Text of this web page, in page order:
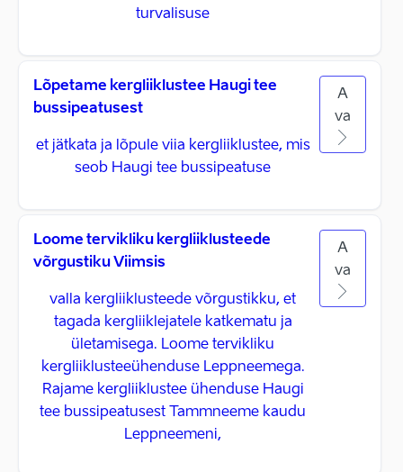
turvalisuse
Lõpetame kergliiklustee Haugi tee
bussipeatusest
et jätkata ja lõpule viia kergliiklustee, mis
seob Haugi tee bussipeatuse
A
va
Loome tervikliku kergliiklusteede
võrgustiku Viimsis
valla kergliiklusteede võrgustikku, et
tagada kergliiklejatele katkematu ja
ületamisega. Loome tervikliku
kergliiklusteeühenduse Leppneemega.
Rajame kergliiklustee ühenduse Haugi
tee bussipeatusest Tammneeme kaudu
Leppneemeni,
A
va